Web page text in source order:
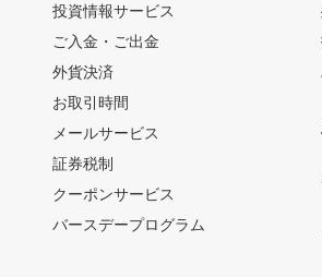
投資情報サービス
ご入金・ご出金
外貨決済
お取引時間
メールサービス
証券税制
クーポンサービス
バースデープログラム